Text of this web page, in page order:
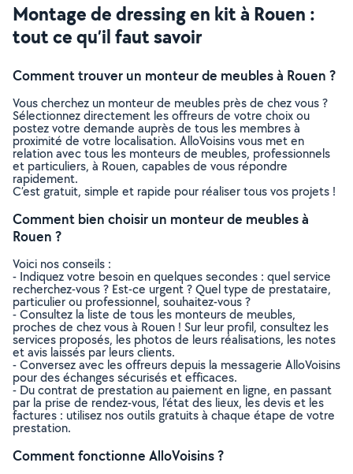
Montage de dressing en kit à Rouen :
tout ce qu’il faut savoir
Comment trouver un monteur de meubles à Rouen ?
Vous cherchez un monteur de meubles près de chez vous ?
Sélectionnez directement les offreurs de votre choix ou
postez votre demande auprès de tous les membres à
proximité de votre localisation. AlloVoisins vous met en
relation avec tous les monteurs de meubles, professionnels
et particuliers, à Rouen, capables de vous répondre
rapidement.
C’est gratuit, simple et rapide pour réaliser tous vos projets !
Comment bien choisir un monteur de meubles à
Rouen ?
Voici nos conseils :
- Indiquez votre besoin en quelques secondes : quel service
recherchez-vous ? Est-ce urgent ? Quel type de prestataire,
particulier ou professionnel, souhaitez-vous ?
- Consultez la liste de tous les monteurs de meubles,
proches de chez vous à Rouen ! Sur leur profil, consultez les
services proposés, les photos de leurs réalisations, les notes
et avis laissés par leurs clients.
- Conversez avec les offreurs depuis la messagerie AlloVoisins
pour des échanges sécurisés et efficaces.
- Du contrat de prestation au paiement en ligne, en passant
par la prise de rendez-vous, l’état des lieux, les devis et les
factures : utilisez nos outils gratuits à chaque étape de votre
prestation.
Comment fonctionne AlloVoisins ?